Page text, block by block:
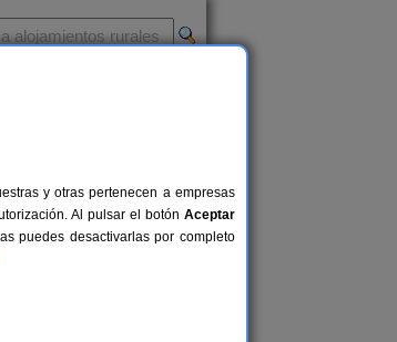
y otras pertenecen a empresas
Al pulsar el botón Aceptar
puedes desactivarlas por completo